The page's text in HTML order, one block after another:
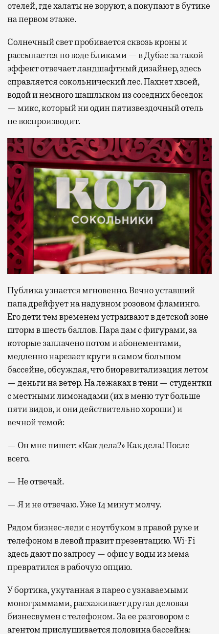
отелей, где халаты не воруют, а покупают в бутике
на первом этаже.
Солнечный свет пробивается сквозь кроны и
рассыпается по воде бликами — в Дубае за такой
эффект отвечает ландшафтный дизайнер, здесь
справляется сокольнический лес. Пахнет хвоей,
водой и немного шашлыком из соседних беседок
— микс, который ни один пятизвездочный отель
не воспроизводит.
Публика узнается мгновенно. Вечно уставший
папа дрейфует на надувном розовом фламинго.
Его дети тем временем устраивают в детской зоне
шторм в шесть баллов. Пара дам с фигурами, за
которые заплачено потом и абонементами,
медленно нарезает круги в самом большом
бассейне, обсуждая, что биоревитализация летом
— деньги на ветер. На лежаках в тени — студентки
с местными лимонадами (их в меню тут больше
пяти видов, и они действительно хороши) и
вечной темой:
— Он мне пишет: «Как дела?» Как дела! После
всего.
— Не отвечай.
— Я и не отвечаю. Уже 14 минут молчу.
Рядом бизнес-леди с ноутбуком в правой руке и
телефоном в левой правит презентацию. Wi-Fi
здесь дают по запросу — офис у воды из мема
превратился в рабочую опцию.
У бортика, укутанная в парео с узнаваемыми
монограммами, расхаживает другая деловая
бизнесвумен с телефоном. За ее разговором с
агентом прислушивается половина бассейна: